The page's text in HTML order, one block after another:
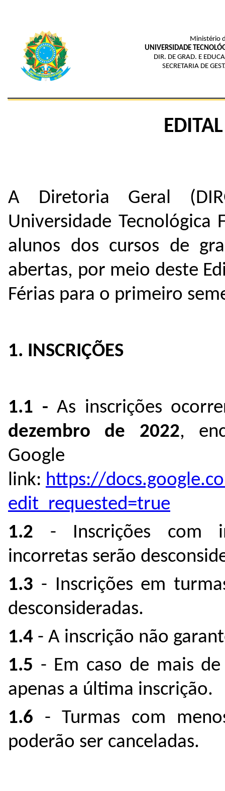
Ministério
UNIVERSIDADE
DIR. DE GRAD. E
SECRETARIA DE
A Diretoria Geral
Universidade Tecnológica
alunos dos cursos de
abertas, por meio deste
Férias para o primeiro
1. INSCRIÇÕES
1.1 - As inscrições
dezembro de 2022,
Google
link: https://
edit_requested=true
1.2 - Inscrições com
incorretas serão
1.3 - Inscrições em
desconsideradas.
1.4 - A inscrição não
1.5 - Em caso de mais
apenas a última inscrição.
1.6 - Turmas com
poderão ser canceladas.